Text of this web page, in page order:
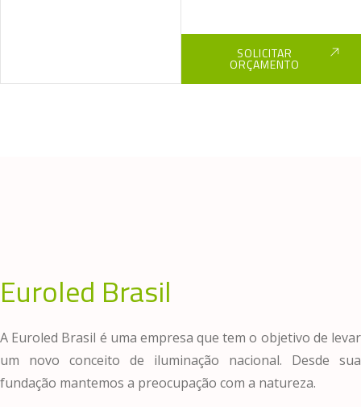
SOLICITAR
ORÇAMENTO
Euroled Brasil
A Euroled Brasil é uma empresa que tem o objetivo de levar
um novo conceito de iluminação nacional. Desde sua
fundação mantemos a preocupação com a natureza.